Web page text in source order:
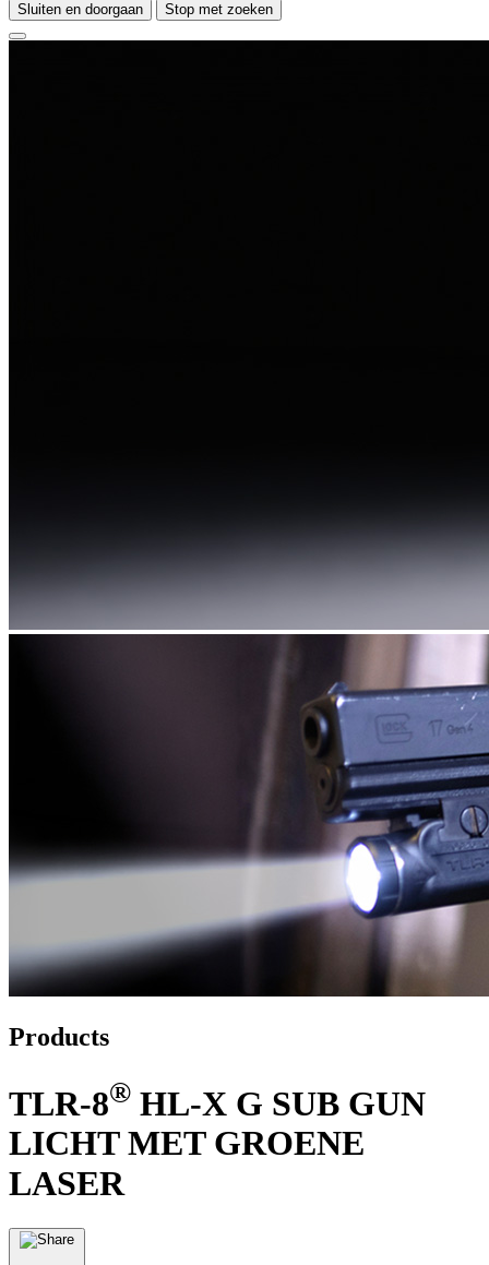
Sluiten en doorgaan Stop met zoeken
Products
TLR-8® HL-X G SUB GUN
LICHT MET GROENE
LASER